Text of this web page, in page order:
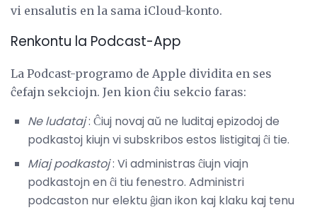
vi ensalutis en la sama iCloud-konto.
Renkontu la Podcast-App
La Podcast-programo de Apple dividita en ses
ĉefajn sekciojn. Jen kion ĉiu sekcio faras:
Ne ludataj: Ĉiuj novaj aŭ ne luditaj epizodoj de
podkastoj kiujn vi subskribos estos listigitaj ĉi tie.
Miaj podkastoj: Vi administras ĉiujn viajn
podkastojn en ĉi tiu fenestro. Administri
podcaston nur elektu ĝian ikon kaj klaku kaj tenu